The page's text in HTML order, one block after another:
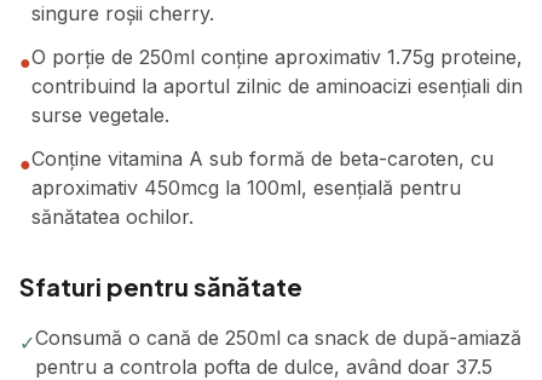
singure roșii cherry.
●O porție de 250ml conține aproximativ 1.75g proteine,
contribuind la aportul zilnic de aminoacizi esențiali din
surse vegetale.
●Conține vitamina A sub formă de beta-caroten, cu
aproximativ 450mcg la 100ml, esențială pentru
sănătatea ochilor.
Sfaturi pentru sănătate
✓Consumă o cană de 250ml ca snack de după-amiază
pentru a controla pofta de dulce, având doar 37.5